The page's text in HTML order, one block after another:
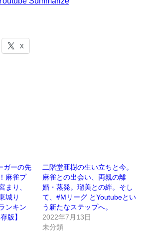
X
ガーの先
麻雀プ
まり、
城り
ンキン
版】
二階堂亜樹の生い立ちと今。
麻雀との出会い、両親の離
婚・蒸発。瑠美との絆。そし
て、#Mリーグ とYoutubeとい
う新たなステップへ。
2022年7月13日
未分類